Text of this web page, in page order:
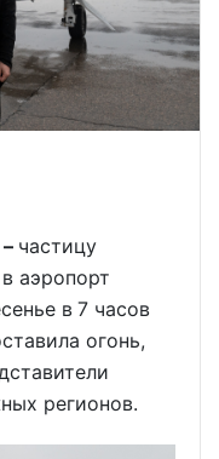
частицу
аэропорт
в 7 часов
огонь,
регионов.